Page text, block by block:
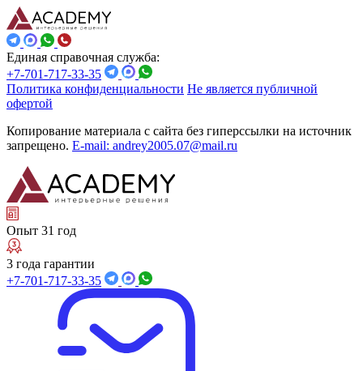
Единая справочная служба:
+7-701-717-33-35
Политика конфиденциальности Не является публичной
офертой
Копирование материала с сайта без гиперссылки на источник
запрещено. E-mail: andrey2005.07@mail.ru
Опыт 31 год
3 года гарантии
+7-701-717-33-35